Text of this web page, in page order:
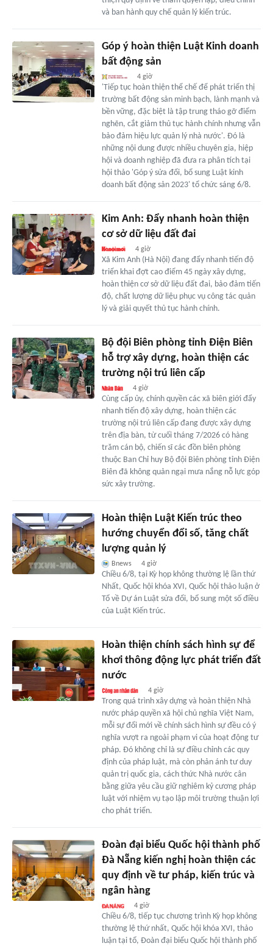
và ban hành quy chế quản lý kiến trúc.
Góp ý hoàn thiện Luật Kinh doanh
bất động sản
4 giờ
'Tiếp tục hoàn thiện thể chế để phát triển thị
trường bất động sản minh bạch, lành mạnh và
bền vững, đặc biệt là tập trung tháo gỡ điểm
nghẽn, cắt giảm thủ tục hành chính nhưng vẫn
bảo đảm hiệu lực quản lý nhà nước'. Đó là
những nội dung được nhiều chuyên gia, hiệp
hội và doanh nghiệp đã đưa ra phân tích tại
hội thảo 'Góp ý sửa đổi, bổ sung Luật kinh
doanh bất động sản 2023' tổ chức sáng 6/8.
Kim Anh: Đẩy nhanh hoàn thiện
cơ sở dữ liệu đất đai
4 giờ
Xã Kim Anh (Hà Nội) đang đẩy nhanh tiến độ
triển khai đợt cao điểm 45 ngày xây dựng,
hoàn thiện cơ sở dữ liệu đất đai, bảo đảm tiến
độ, chất lượng dữ liệu phục vụ công tác quản
lý và giải quyết thủ tục hành chính.
Bộ đội Biên phòng tỉnh Điện Biên
hỗ trợ xây dựng, hoàn thiện các
trường nội trú liên cấp
4 giờ
Cùng cấp ủy, chính quyền các xã biên giới đẩy
nhanh tiến độ xây dựng, hoàn thiện các
trường nội trú liên cấp đang được xây dựng
trên địa bàn, từ cuối tháng 7/2026 có hàng
trăm cán bộ, chiến sĩ các đồn biên phòng
thuộc Ban Chỉ huy Bộ đội Biên phòng tỉnh Điện
Biên đã không quản ngại mưa nắng nỗ lực góp
sức xây trường.
Hoàn thiện Luật Kiến trúc theo
hướng chuyển đổi số, tăng chất
lượng quản lý
Bnews 4 giờ
Chiều 6/8, tại Kỳ họp không thường lệ lần thứ
Nhất, Quốc hội khóa XVI, Quốc hội thảo luận ở
Tổ về Dự án Luật sửa đổi, bổ sung một số điều
của Luật Kiến trúc.
Hoàn thiện chính sách hình sự để
khơi thông động lực phát triển đất
nước
4 giờ
Trong quá trình xây dựng và hoàn thiện Nhà
nước pháp quyền xã hội chủ nghĩa Việt Nam,
mỗi sự đổi mới về chính sách hình sự đều có ý
nghĩa vượt ra ngoài phạm vi của hoạt động tư
pháp. Đó không chỉ là sự điều chỉnh các quy
định của pháp luật, mà còn phản ánh tư duy
quản trị quốc gia, cách thức Nhà nước cân
bằng giữa yêu cầu giữ nghiêm kỷ cương pháp
luật với nhiệm vụ tạo lập môi trường thuận lợi
cho phát triển.
Đoàn đại biểu Quốc hội thành phố
Đà Nẵng kiến nghị hoàn thiện các
quy định về tư pháp, kiến trúc và
ngân hàng
4 giờ
Chiều 6/8, tiếp tục chương trình Kỳ họp không
thường lệ thứ nhất, Quốc hội khóa XVI, thảo
luận tại tổ, Đoàn đại biểu Quốc hội thành phố